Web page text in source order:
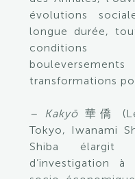
évolutions
longue durée,
conditions
transformations
– Kakyō華僑
Tokyo, Iwanami
Shiba élargit
d’investigation à